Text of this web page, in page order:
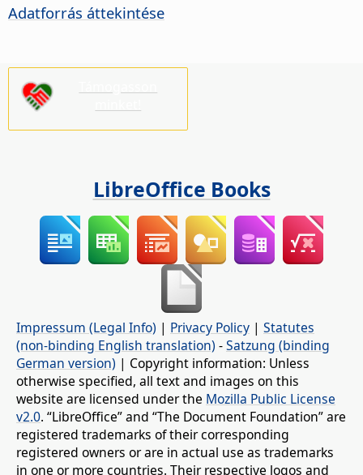
Adatforrás áttekintése
LibreOffice Books
Impressum (Legal Info) | Privacy Policy | Statutes
(non-binding English translation) -Satzung (binding
German version) | Copyright information: Unless
otherwise specified, all text and images on this
website are licensed under the Mozilla Public License
v2.0. “LibreOffice” and “The Document Foundation” are
registered trademarks of their corresponding
registered owners or are in actual use as trademarks
in one or more countries. Their respective logos and